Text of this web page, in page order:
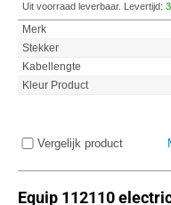
Uit voorraad leverbaar. Levertijd:
Merk
Stekker
Kabellengte
Kleur Product
Vergelijk product
Equip 112110